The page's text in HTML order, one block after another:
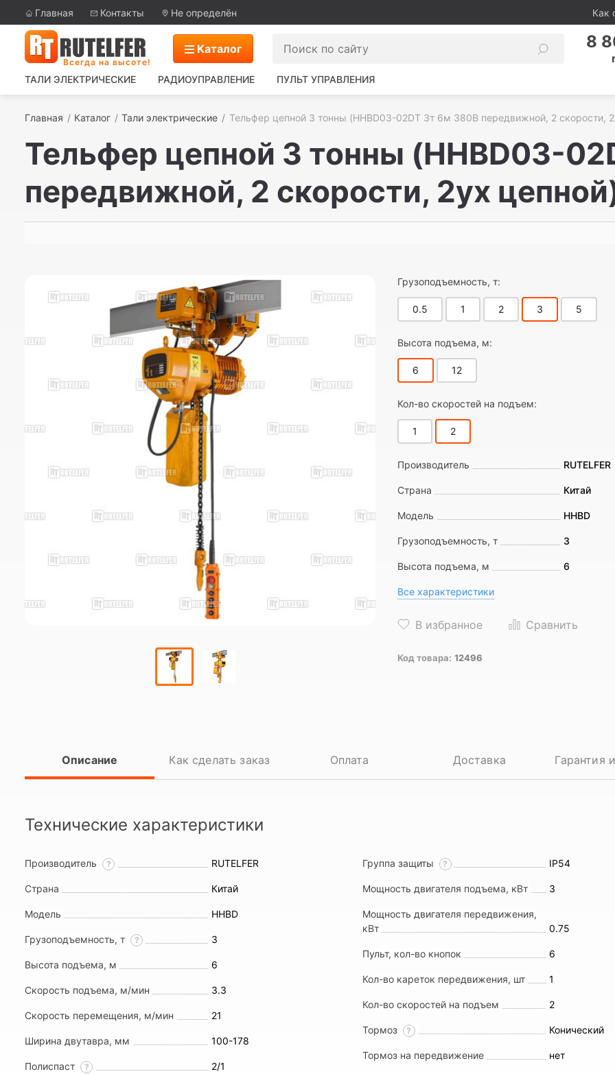
Главная Контакты Не определён Как
Всегда на высоте!
Каталог 8
ТАЛИ ЭЛЕКТРИЧЕСКИЕ РАДИОУПРАВЛЕНИЕ ПУЛЬТ УПРАВЛЕНИЯ
Главная Каталог Тали электрические Тельфер цепной 3 тонны (HHBD03-02DT 3т 6м 380В передвижной, 2 скорости,
Тельфер цепной 3 тонны (HHBD03-
передвижной, 2 скорости, 2ух
Грузоподъемность, т:
0.5 1 2 3 5
Высота подъема, м:
6 12
Кол-во скоростей на подъем:
1 2
Производитель RUTELFER
Страна Китай
Модель HHBD
Грузоподъемность, т 3
Высота подъема, м 6
Все характеристики
Код товара: 12496
Описание Как сделать заказ Оплата Доставка Гарантия
Технические характеристики
Производитель ? RUTELFER
Страна Китай
Модель HHBD
Грузоподъемность, т ? 3
Высота подъема, м 6
Скорость подъема, м/мин 3.3
Скорость перемещения, м/мин 21
Ширина двутавра, мм 100-178
Полиспаст ? 2/1
Группа защиты ? IP54
Мощность двигателя подъема, кВт 3
Мощность двигателя передвижения,
кВт
0.75
Пульт, кол-во кнопок 6
Кол-во кареток передвижения, шт 1
Кол-во скоростей на подъем 2
Тормоз ? Конический
Тормоз на передвижение нет